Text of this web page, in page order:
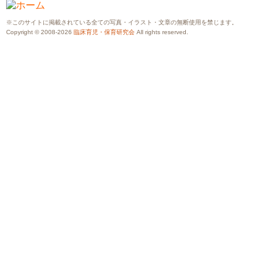
※このサイトに掲載されている全ての写真・イラスト・文章の無断使用を禁じます。
Copyright © 2008-2026 臨床育児・保育研究会 All rights reserved.